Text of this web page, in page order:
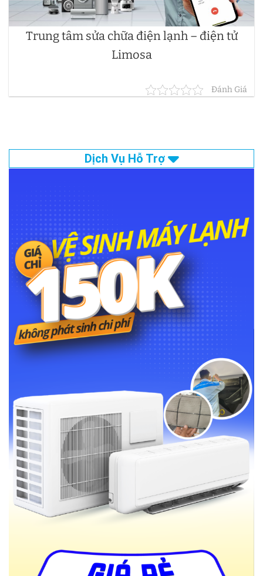
Trung tâm sửa chữa điện lạnh – điện tử
Limosa
Đánh Giá
Dịch Vụ Hỗ Trợ